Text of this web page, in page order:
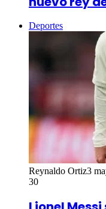
Deportes
Reynaldo Ortiz3
30